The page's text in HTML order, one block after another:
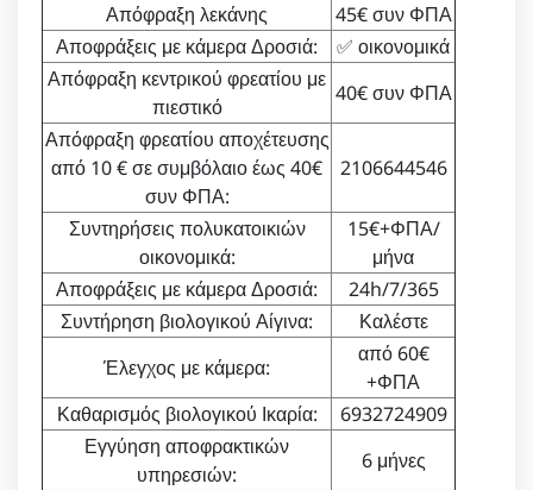
Απόφραξη λεκάνης
45€ συν ΦΠΑ
Αποφράξεις με κάμερα Δροσιά:
✅ οικονομικά
Απόφραξη κεντρικού φρεατίου με
πιεστικό
40€ συν ΦΠΑ
Απόφραξη φρεατίου αποχέτευσης
από 10 € σε συμβόλαιο έως 40€
συν ΦΠΑ:
2106644546
Συντηρήσεις πολυκατοικιών
οικονομικά:
15€+ΦΠΑ/
μήνα
Αποφράξεις με κάμερα Δροσιά:
24h/7/365
Συντήρηση βιολογικού Αίγινα:
Καλέστε
Έλεγχος με κάμερα:
από 60€
+ΦΠΑ
Καθαρισμός βιολογικού Ικαρία:
6932724909
Εγγύηση αποφρακτικών
υπηρεσιών:
6 μήνες